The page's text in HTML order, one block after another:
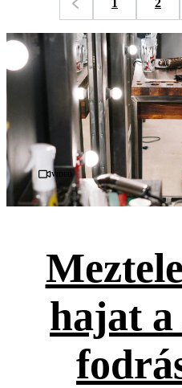
Videó
hajat a